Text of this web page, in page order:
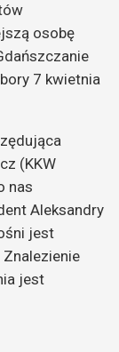
osobę
7 kwietnia
(KKW
nas
Aleksandry
jest
jest